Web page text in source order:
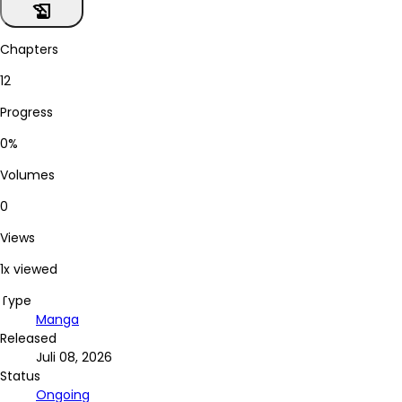
history_edu
Chapters
12
Progress
0%
Volumes
0
Views
1x viewed
Type
Manga
Released
Juli 08, 2026
Status
Ongoing